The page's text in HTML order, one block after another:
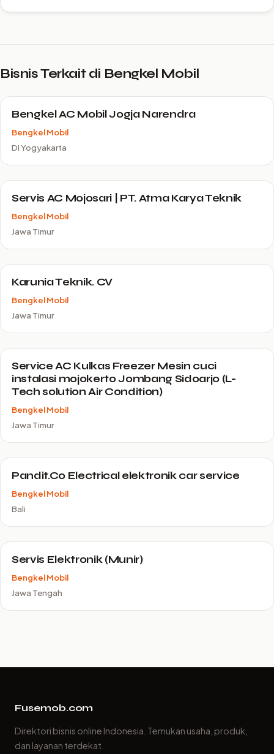
Bisnis Terkait di Bengkel Mobil
Bengkel AC Mobil Jogja Narendra
Bengkel Mobil
DI Yogyakarta
Servis AC Mojosari | PT. Atma Karya Teknik
Bengkel Mobil
Jawa Timur
Karunia Teknik. CV
Bengkel Mobil
Jawa Timur
Service AC Kulkas Freezer Mesin cuci
instalasi mojokerto Jombang Sidoarjo (L-
Tech solution Air Condition)
Bengkel Mobil
Jawa Timur
Pandit.Co Electrical elektronik car service
Bengkel Mobil
Bali
Servis Elektronik (Munir)
Bengkel Mobil
Jawa Tengah
Fusemob.com
Direktori bisnis online Indonesia. Temukan usaha, produk,
dan layanan terdekat.